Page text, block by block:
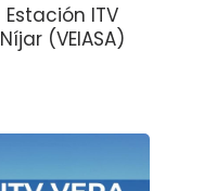
Estación ITV
Níjar (VEIASA)